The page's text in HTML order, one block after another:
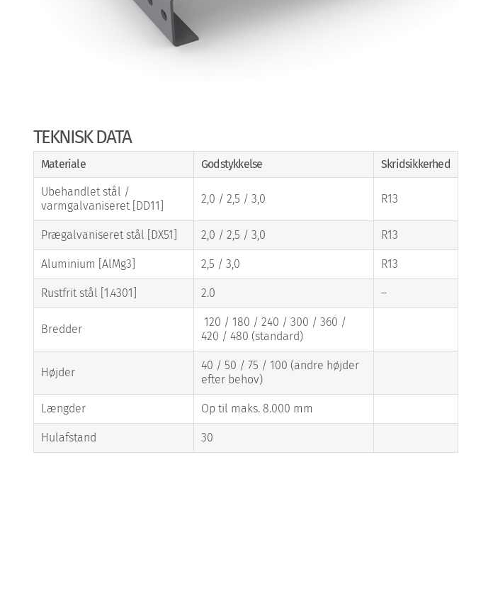
TEKNISK DATA
Materiale Godstykkelse Skridsikkerhed
Ubehandlet stål /
varmgalvaniseret [DD11]
2,0 / 2,5 / 3,0 R13
Prægalvaniseret stål [DX51] 2,0 / 2,5 / 3,0 R13
Aluminium [AlMg3] 2,5 / 3,0 R13
Rustfrit stål [1.4301] 2.0 –
Bredder
120 / 180 / 240 / 300 / 360 /
420 / 480 (standard)
Højder
40 / 50 / 75 / 100 (andre højder
efter behov)
Længder Op til maks. 8.000 mm
Hulafstand 30